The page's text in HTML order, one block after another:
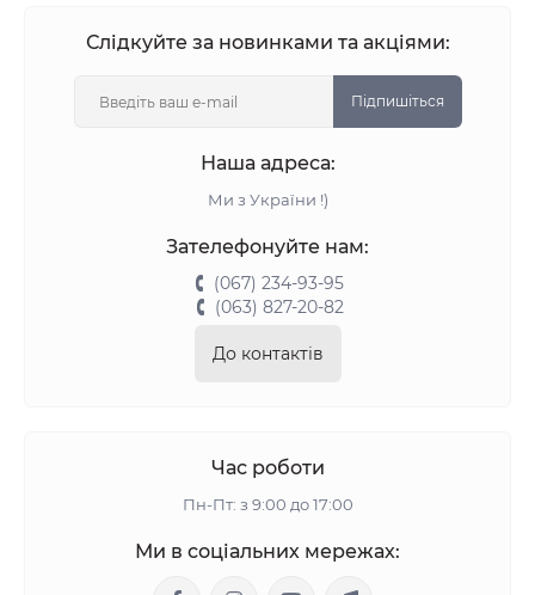
Слідкуйте за новинками та акціями:
Підпишіться
Наша адреса:
Ми з України !)
Зателефонуйте нам:
(067) 234-93-95
(063) 827-20-82
До контактів
Час роботи
Пн-Пт: з 9:00 до 17:00
Ми в соціальних мережах: